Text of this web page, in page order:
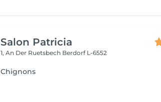
Salon Patricia
1, An Der Ruetsbech Berdorf L-6552
Chignons